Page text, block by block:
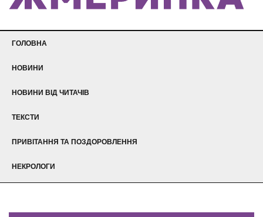
ГОЛОВНА
НОВИНИ
НОВИНИ ВІД ЧИТАЧІВ
ТЕКСТИ
ПРИВІТАННЯ ТА ПОЗДОРОВЛЕННЯ
НЕКРОЛОГИ